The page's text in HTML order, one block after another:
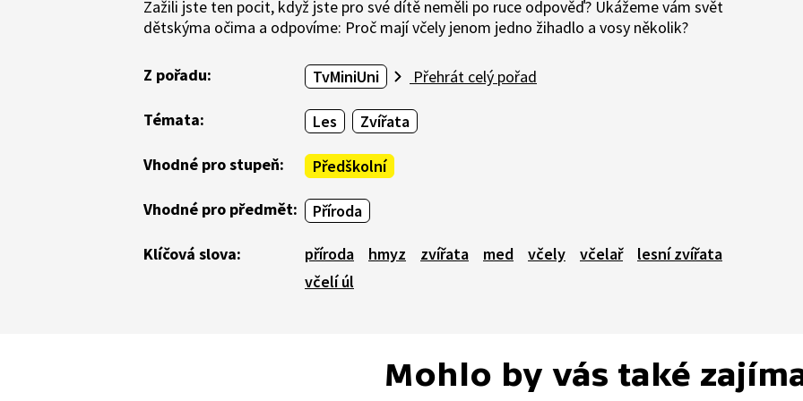
Zažili jste ten pocit, když jste pro své dítě neměli po ruce odpověď? Ukážeme vám svět
dětskýma očima a odpovíme: Proč mají včely jenom jedno žihadlo a vosy několik?
Z pořadu: TvMiniUni Přehrát celý pořad
Témata: Les Zvířata
Vhodné pro stupeň: Předškolní
Vhodné pro předmět: Příroda
Klíčová slova: příroda hmyz zvířata med včely včelař
lesní zvířata
včelí úl
Mohlo by vás také